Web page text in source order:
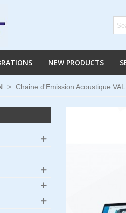
NEW PRODUCTS
> Chaine d'Emission Acoustique